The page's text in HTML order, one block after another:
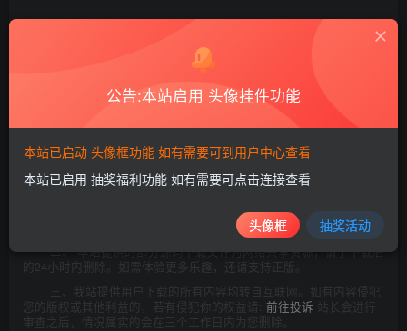
本站所发布的一切资源仅限用于学习和研究目的;不得将上述内容用于
商业或者非法用途，否则，一切后果请用户自负。本站信息来自网
络，版权争议与本站无关。您必须在下载后的24个小时之内，从您的
电脑中彻底删除上述内容。如果您喜欢该程序，请支持正版软件，购
买注册，得到更好的正版服务。
了学习和研究软件内含的设计思想和原理，通过安装、显示、传输或
者存储软件等方式使用软件的，可以不经软件著作权人许可，不向其
支付报酬!鉴于此，也希望大家按此说明研究软件!
一、本站致力于为软件爱好者提供国内外软件开发技术和软件共
二、 本站提供的部分源码下载文件为网络共享资源，请于下载后
的24小时内删除。如需体验更多乐趣，还请支持正版。
三、我站提供用户下载的所有内容均转自互联网。如有内容侵犯
您的版权或其他利益的，若有侵犯你的权益请: 前往投诉 站长会进行
审查之后，情况属实的会在三个工作日内为您删除。
公告:本站启用 头像挂件功能
本站已启动 头像框功能 如有需要可到用户中心查看
本站已启用 抽奖福利功能 如有需要可点击连接查看
头像框 抽奖活动